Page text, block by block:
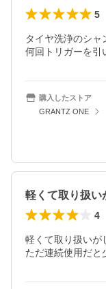
5
タイヤ洗浄のシャ
何回トリガーを引
購入したストア
GRANTZ ONE
4
軽くて取り扱いが
ただ連続使用だと